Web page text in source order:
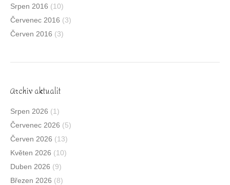
Srpen 2016 (10)
Červenec 2016 (3)
Červen 2016 (3)
Archív aktualit
Srpen 2026 (1)
Červenec 2026 (5)
Červen 2026 (13)
Květen 2026 (10)
Duben 2026 (9)
Březen 2026 (8)